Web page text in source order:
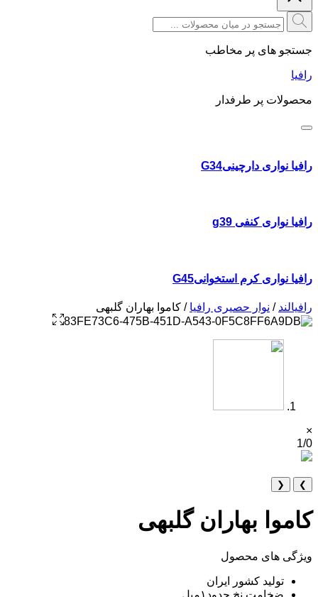
جستجو های پر مخاطب
رافیا
محصولات پر طرفدار
رافیا نواری دارچینیG34
رافیا نواری کنفی g39
رافیا نواری کرم استخوانیG45
رافیالند / نوار حصیری رافیا / کاموا بهاران گلبهی
×
1/0
❯
❮
کاموا بهاران گلبهی
ویژگی های محصول
تولید کشور ایران
ضخامت نخ حدود۱میل